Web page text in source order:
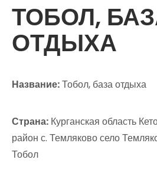
ТОБОЛ,
ОТДЫХА
Название:Тобол, база отдыха
Страна: Курганская область
район с. Темляково село
Тобол